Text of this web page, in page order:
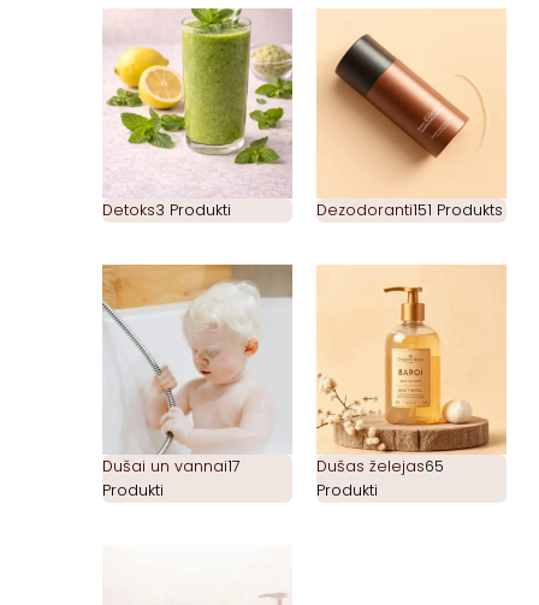
Detoks3 Produkti Dezodoranti151 Produkts
Dušai un vannai17
Produkti
Dušas želejas65
Produkti